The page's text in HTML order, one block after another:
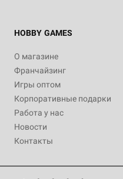
HOBBY GAMES
О магазине
Франчайзинг
Игры оптом
Корпоративные подарки
Работа у нас
Новости
Контакты